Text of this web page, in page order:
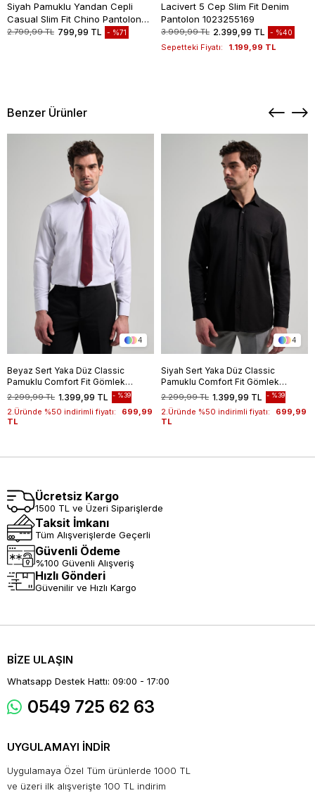
Siyah Pamuklu Yandan Cepli
Casual Slim Fit Chino Pantolon
1003235117
2.799,99 TL 799,99 TL %71
Lacivert 5 Cep Slim Fit Denim
Pantolon 1023255169
3.999,99 TL 2.399,99 TL %40
Sepetteki Fiyatı: 1.199,99 TL
Benzer Ürünler
4
Beyaz Sert Yaka Düz Classic
Pamuklu Comfort Fit Gömlek
1004250213 1.399,99 TL
2.299,99 TL %39
2.Üründe %50 indirimli fiyatı:
699,99
TL
4
Siyah Sert Yaka Düz Classic
Pamuklu Comfort Fit Gömlek
1004250213 1.399,99 TL
2.299,99 TL %39
2.Üründe %50 indirimli fiyatı:
699,99
TL
Ücretsiz Kargo
1500 TL ve Üzeri Siparişlerde
Taksit İmkanı
Tüm Alışverişlerde Geçerli
Güvenli Ödeme
%100 Güvenli Alışveriş
Hızlı Gönderi
Güvenilir ve Hızlı Kargo
BİZE ULAŞIN
Whatsapp Destek Hattı: 09:00 - 17:00
0549 725 62 63
UYGULAMAYI İNDİR
Uygulamaya Özel Tüm ürünlerde 1000 TL
ve üzeri ilk alışverişte 100 TL indirim